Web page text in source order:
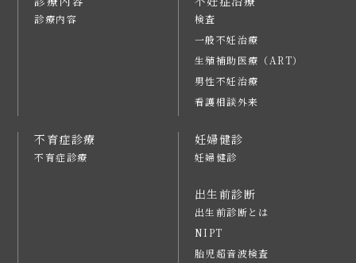
診療内容
検査
一般不妊治療
生殖補助医療（ART）
男性不妊治療
看護相談外来
不育症診療
不育症診療
妊婦健診
妊婦健診
出生前診断
出生前診断とは
NIPT
胎児超音波検査